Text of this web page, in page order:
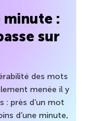
minute :
sur
des mots
menée il y
: près d’un mot
d’une minute,